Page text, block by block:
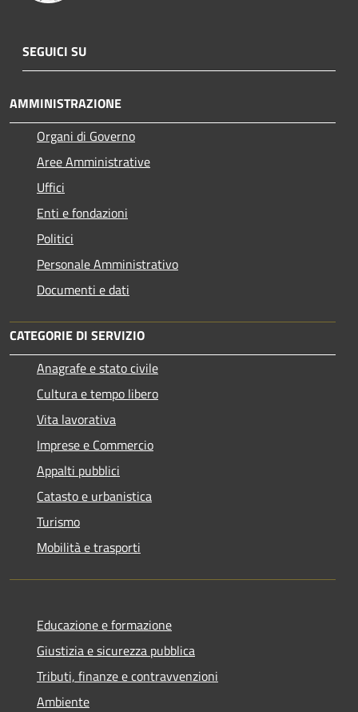
SEGUICI SU
AMMINISTRAZIONE
Organi di Governo
Aree Amministrative
Uffici
Enti e fondazioni
Politici
Personale Amministrativo
Documenti e dati
CATEGORIE DI SERVIZIO
Anagrafe e stato civile
Cultura e tempo libero
Vita lavorativa
Imprese e Commercio
Appalti pubblici
Catasto e urbanistica
Turismo
Mobilità e trasporti
Educazione e formazione
Giustizia e sicurezza pubblica
Tributi, finanze e contravvenzioni
Ambiente